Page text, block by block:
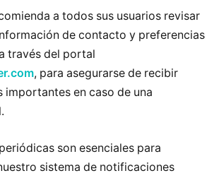
a todos sus usuarios revisar
de contacto y preferencias
través del portal
, para asegurarse de recibir
importantes en caso de una
son esenciales para
sistema de notificaciones